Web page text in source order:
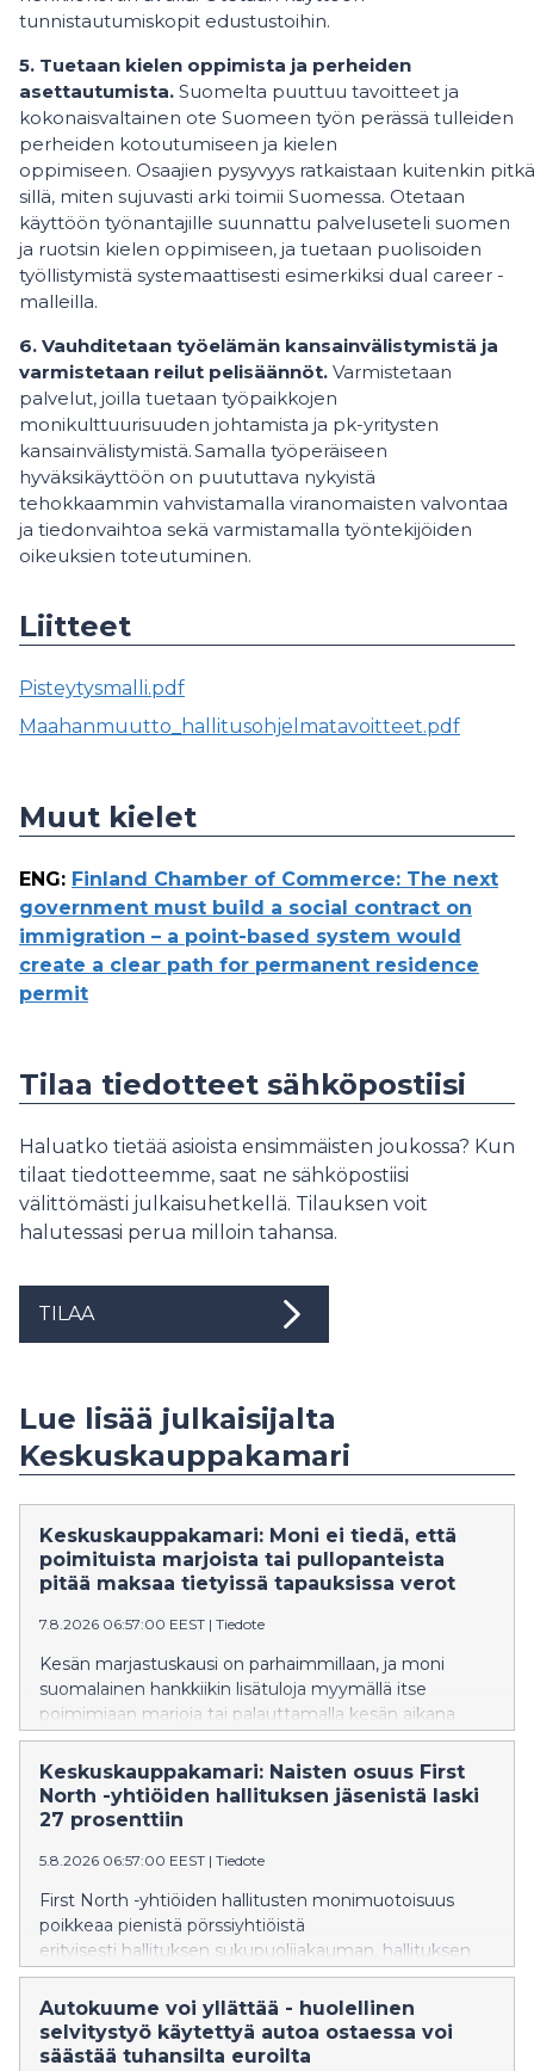
tunnistautumiskopit edustustoihin.
5. Tuetaan kielen oppimista ja perheiden
asettautumista. Suomelta puuttuu tavoitteet ja
kokonaisvaltainen ote Suomeen työn perässä tulleiden
perheiden kotoutumiseen ja kielen
oppimiseen. Osaajien pysyvyys ratkaistaan kuitenkin
sillä, miten sujuvasti arki toimii Suomessa. Otetaan
käyttöön työnantajille suunnattu palveluseteli suomen
ja ruotsin kielen oppimiseen, ja tuetaan puolisoiden
työllistymistä systemaattisesti esimerkiksi dual career -
malleilla.
6. Vauhditetaan työelämän kansainvälistymistä ja
varmistetaan reilut pelisäännöt. Varmistetaan
palvelut, joilla tuetaan työpaikkojen
monikulttuurisuuden johtamista ja pk-yritysten
kansainvälistymistä. Samalla työperäiseen
hyväksikäyttöön on puututtava nykyistä
tehokkaammin vahvistamalla viranomaisten valvontaa
ja tiedonvaihtoa sekä varmistamalla työntekijöiden
oikeuksien toteutuminen.
Liitteet
Pisteytysmalli.pdf
Maahanmuutto_hallitusohjelmatavoitteet.pdf
Muut kielet
ENG: Finland Chamber of Commerce: The next
government must build a social contract on
immigration – a point-based system would
create a clear path for permanent residence
permit
Tilaa tiedotteet sähköpostiisi
Haluatko tietää asioista ensimmäisten joukossa? Kun
tilaat tiedotteemme, saat ne sähköpostiisi
välittömästi julkaisuhetkellä. Tilauksen voit
halutessasi perua milloin tahansa.
TILAA
Lue lisää julkaisijalta
Keskuskauppakamari
Keskuskauppakamari: Moni ei tiedä, että
poimituista marjoista tai pullopanteista
pitää maksaa tietyissä tapauksissa verot
7.8.2026 06:57:00 EEST | Tiedote
Kesän marjastuskausi on parhaimmillaan, ja moni
suomalainen hankkiikin lisätuloja myymällä itse
poimimiaan marjoja tai palauttamalla kesän aikana
kertyneitä pulloja ja tölkkejä. Keskuskauppakamarin
mukaan näihin liittyvät verosäännöt eivät kuitenkaan
ole kaikilta osin selkeitä. "Esimerkiksi pullopantteihin
liittyvää verotusta tulisi selkeyttää", sanoo
Viitala.
Keskuskauppakamari: Naisten osuus First
North -yhtiöiden hallituksen jäsenistä laski
27 prosenttiin
5.8.2026 06:57:00 EEST | Tiedote
First North -yhtiöiden hallitusten monimuotoisuus
poikkeaa pienistä pörssiyhtiöistä
erityisesti hallituksen sukupuolijakauman, hallituksen
jäsenten taustojen sekä toimikauden keston
osalta. Tiedot selviävät Keskuskauppakamarin
naisjohtajakatsauksesta. First North -markkina on
varsinaista pörssilistaa kevyemmin säännelty
Autokuume voi yllättää - huolellinen
selvitystyö käytettyä autoa ostaessa voi
säästää tuhansilta euroilta